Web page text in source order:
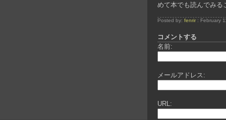
めて本でも読んでみる
Posted by: fenrir: February
コメントする
名前:
メールアドレス:
URL: